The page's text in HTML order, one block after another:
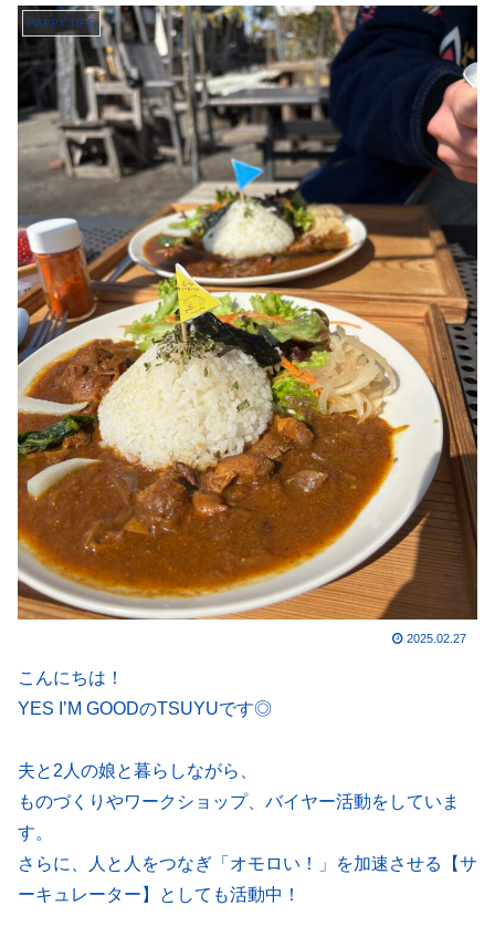
HAPPY TIPS
2025.02.27
こんにちは！
YES I’M GOODのTSUYUです◎
夫と2人の娘と暮らしながら、
ものづくりやワークショップ、バイヤー活動をしていま
す。
さらに、人と人をつなぎ「オモロい！」を加速させる【サ
ーキュレーター】としても活動中！